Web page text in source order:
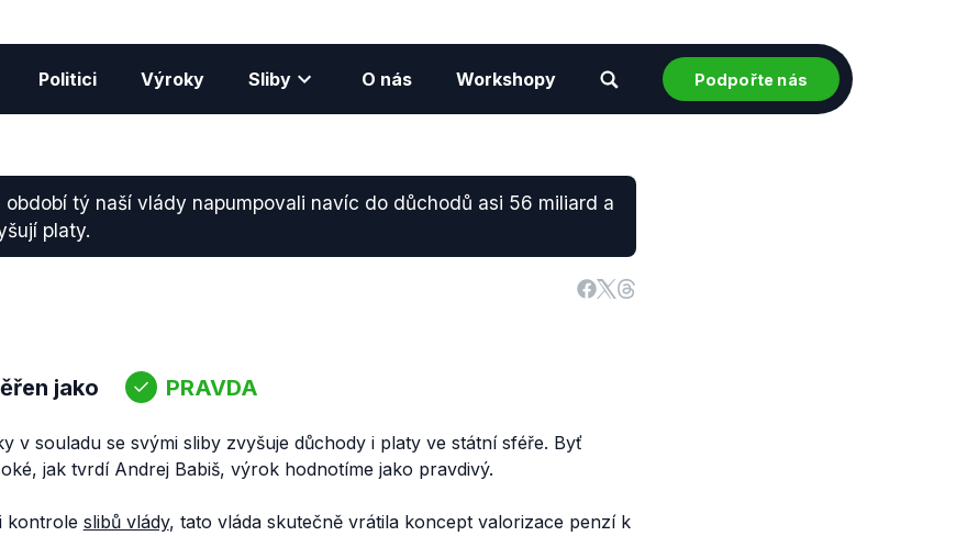
Politici Výroky Sliby O nás Workshopy Podpořte nás
období tý naší vlády napumpovali navíc do důchodů asi 56 miliard a
platy.
jako PRAVDA
v souladu se svými sliby zvyšuje důchody i platy ve státní sféře. Byť
jak tvrdí Andrej Babiš, výrok hodnotíme jako pravdivý.
kontrole slibů vlády, tato vláda skutečně vrátila koncept valorizace penzí k